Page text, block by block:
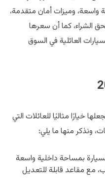
وميزات أمان متقدمة،
فإن فيلوز 2024 تستحق الشراء، كما أن سعرها
العائلية في السوق
بعدة مزايا تجعلها خيارًا مثاليًا للعائلات التي
ونذكر منها ما يلي:
بمساحة داخلية واسعة
مع مقاعد قابلة للتعديل